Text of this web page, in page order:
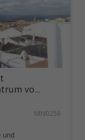
vo...
MN0256
und